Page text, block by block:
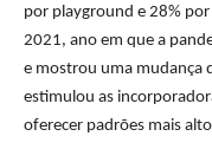
por playground e 28%
2021, ano em que a
e mostrou uma mudança
estimulou as
oferecer padrões mais